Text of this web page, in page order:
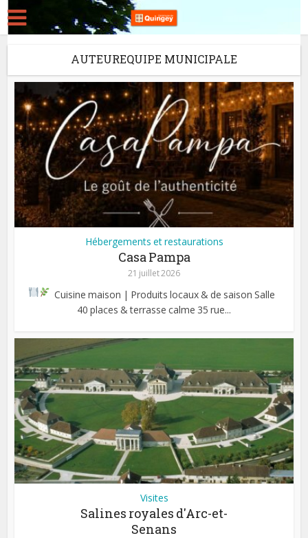
AUTEUREQUIPE MUNICIPALE
Hébergements et restaurations
Casa Pampa
21 juillet 2026
Cuisine maison | Produits locaux & de saisonSalle
40 places & terrasse calme 35 rue...
Visites
Salines royales d′Arc-et-
Senans